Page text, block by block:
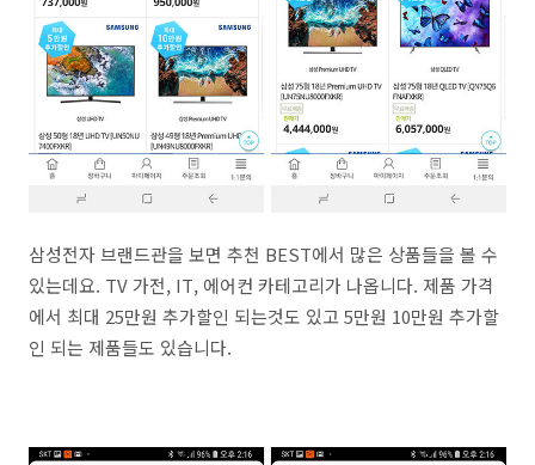
삼성전자 브랜드관을 보면 추천 BEST에서 많은 상품들을 볼 수
있는데요. TV 가전, IT, 에어컨 카테고리가 나옵니다. 제품 가격
에서 최대 25만원 추가할인 되는것도 있고 5만원 10만원 추가할
인 되는 제품들도 있습니다.